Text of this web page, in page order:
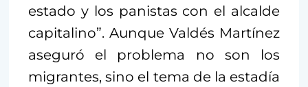
estado y los panistas con el alcalde
capitalino”. Aunque Valdés Martínez
aseguró el problema no son los
migrantes, sino el tema de la estadía